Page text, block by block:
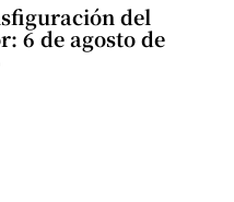
del
6 de agosto de